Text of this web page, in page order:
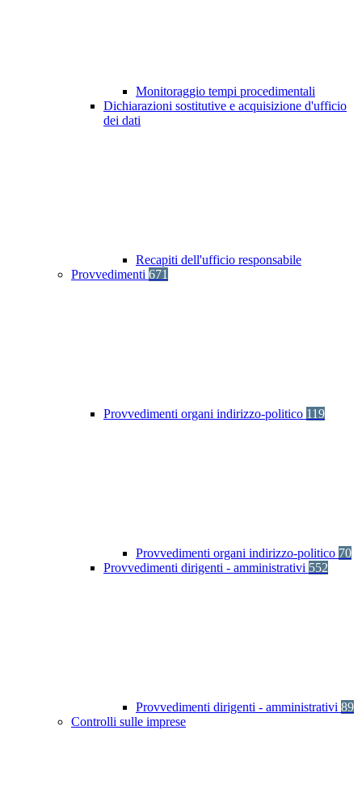
Monitoraggio tempi procedimentali
Dichiarazioni sostitutive e acquisizione d'ufficio
dei dati
Recapiti dell'ufficio responsabile
Provvedimenti 671
Provvedimenti organi indirizzo-politico 119
Provvedimenti organi indirizzo-politico 70
Provvedimenti dirigenti - amministrativi 552
Provvedimenti dirigenti - amministrativi 89
Controlli sulle imprese